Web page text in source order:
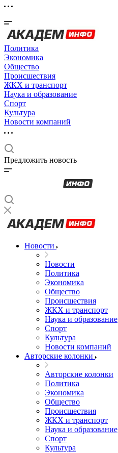
Политика
Экономика
Общество
Происшествия
ЖКХ и транспорт
Наука и образование
Спорт
Культура
Новости компаний
Предложить новость
Новости
Новости
Политика
Экономика
Общество
Происшествия
ЖКХ и транспорт
Наука и образование
Спорт
Культура
Новости компаний
Авторские колонки
Авторские колонки
Политика
Экономика
Общество
Происшествия
ЖКХ и транспорт
Наука и образование
Спорт
Культура